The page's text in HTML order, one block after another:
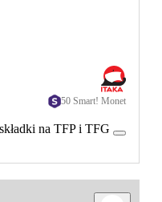
50 Smart! Monet
na TFP i TFG